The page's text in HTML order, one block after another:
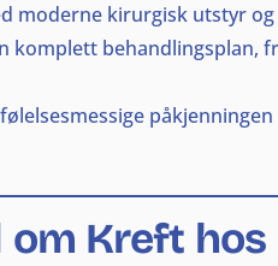
moderne kirurgisk utstyr
komplett behandlingsplan,
om Kreft